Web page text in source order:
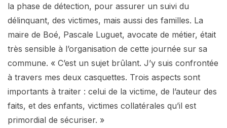
la phase de détection, pour assurer un suivi du
délinquant, des victimes, mais aussi des familles. La
maire de Boé, Pascale Luguet, avocate de métier, était
très sensible à l’organisation de cette journée sur sa
commune. « C’est un sujet brûlant. J’y suis confrontée
à travers mes deux casquettes. Trois aspects sont
importants à traiter : celui de la victime, de l’auteur des
faits, et des enfants, victimes collatérales qu’il est
primordial de sécuriser. »